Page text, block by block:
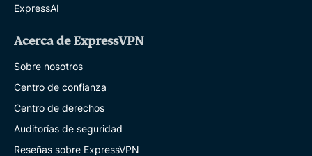
ExpressAI
Acerca de ExpressVPN
Sobre nosotros
Centro de confianza
Centro de derechos
Auditorías de seguridad
Reseñas sobre ExpressVPN